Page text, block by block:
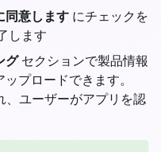
同意します にチェックを
します
グセクションで製品情報
プロードできます。
ユーザーがアプリを認